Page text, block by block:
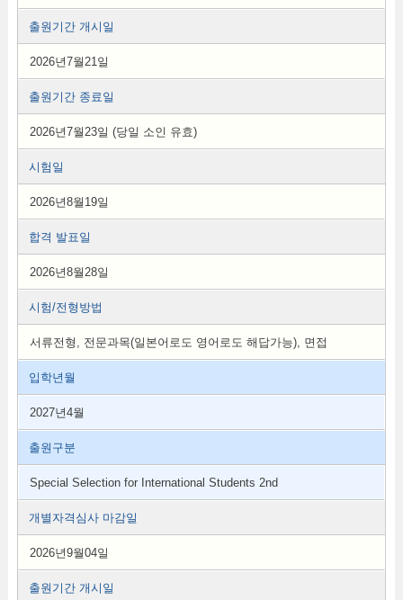
출원기간 개시일
2026년7월21일
출원기간 종료일
2026년7월23일 (당일 소인 유효)
시험일
2026년8월19일
합격 발표일
2026년8월28일
시험/전형방법
서류전형, 전문과목(일본어로도 영어로도 해답가능), 면접
입학년월
2027년4월
출원구분
Special Selection for International Students 2nd
개별자격심사 마감일
2026년9월04일
출원기간 개시일